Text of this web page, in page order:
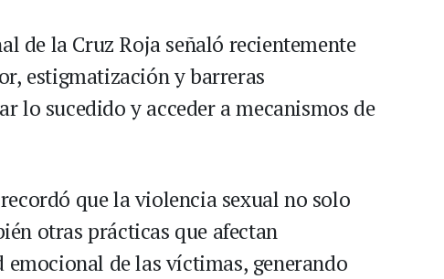
de la Cruz Roja señaló recientemente
estigmatización y barreras
lo sucedido y acceder a mecanismos de
que la violencia sexual no solo
otras prácticas que afectan
de las víctimas, generando